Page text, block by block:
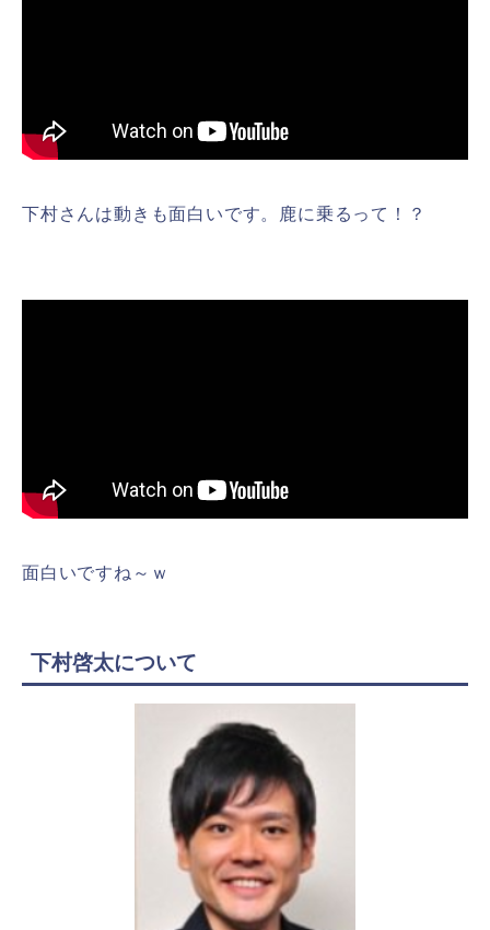
下村さんは動きも面白いです。鹿に乗るって！？
面白いですね～ｗ
下村啓太について